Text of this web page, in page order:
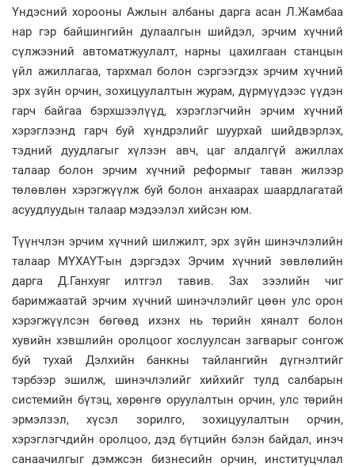
Үндэсний хорооны Ажлын албаны дарга асан Л.Жамбаа
нар гэр байшингийн дулаалгын шийдэл, эрчим хүчний
сүлжээний автоматжуулалт, нарны цахилгаан станцын
үйл ажиллагаа, тархмал болон сэргээгдэх эрчим хүчний
эрх зүйн орчин, зохицуулалтын журам, дүрмүүдээс үүдэн
гарч байгаа бэрхшээлүүд, хэрэглэгчийн эрчим хүчний
хэрэглээнд гарч буй хүндрэлийг шуурхай шийдвэрлэх,
тэдний дуудлагыг хүлээн авч, цаг алдалгүй ажиллах
талаар болон эрчим хүчний реформыг таван жилээр
төлөвлөн хэрэгжүүлж буй болон анхаарах шаардлагатай
асуудлуудын талаар мэдээлэл хийсэн юм.
Түүнчлэн эрчим хүчний шилжилт, эрх зүйн шинэчлэлийн
талаар МҮХАҮТ-ын дэргэдэх Эрчим хүчний зөвлөлийн
дарга Д.Ганхуяг илтгэл тавив. Зах зээлийн чиг
баримжаатай эрчим хүчний шинэчлэлийг цөөн улс орон
хэрэгжүүлсэн бөгөөд ихэнх нь төрийн хяналт болон
хувийн хэвшлийн оролцоог хослуулсан загварыг сонгож
буй тухай Дэлхийн банкны тайлангийн дүгнэлтийг
тэрбээр эшилж, шинэчлэлийг хийхийг тулд салбарын
системийн бүтэц, хөрөнгө оруулалтын орчин, улс төрийн
эрмэлзэл, хүсэл зорилго, зохицуулалтын орчин,
хэрэглэгчдийн оролцоо, дэд бүтцийн бэлэн байдал, инэч
санаачилгыг дэмжсэн бизнесийн орчин, институцчлал